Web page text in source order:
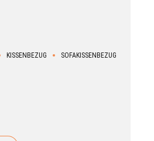
KISSENBEZUG SOFAKISSENBEZUG